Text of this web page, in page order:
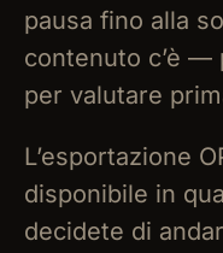
pausa fino alla
contenuto c’è —
per valutare
L’esportazione
disponibile in
decidete di